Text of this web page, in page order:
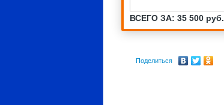
ВСЕГО ЗА: 35 500 руб.
Поделиться